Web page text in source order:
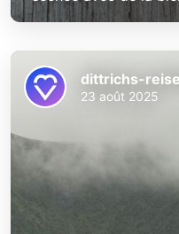
dittrichs-
23 août 2025